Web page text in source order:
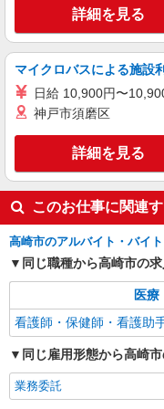
株式会社kotrio /●TK-H-
高崎
激募★
時
通費全
キープ
詳細を見る
マイクロバスによる施設
日給 10,900円〜
神戸市須磨区
詳細を見る
このお仕事に関連
高崎市のアルバイト・バイ
同じ職種から高崎市の
医療
看護師・保健師・看護助
同じ雇用形態から高崎
業務委託